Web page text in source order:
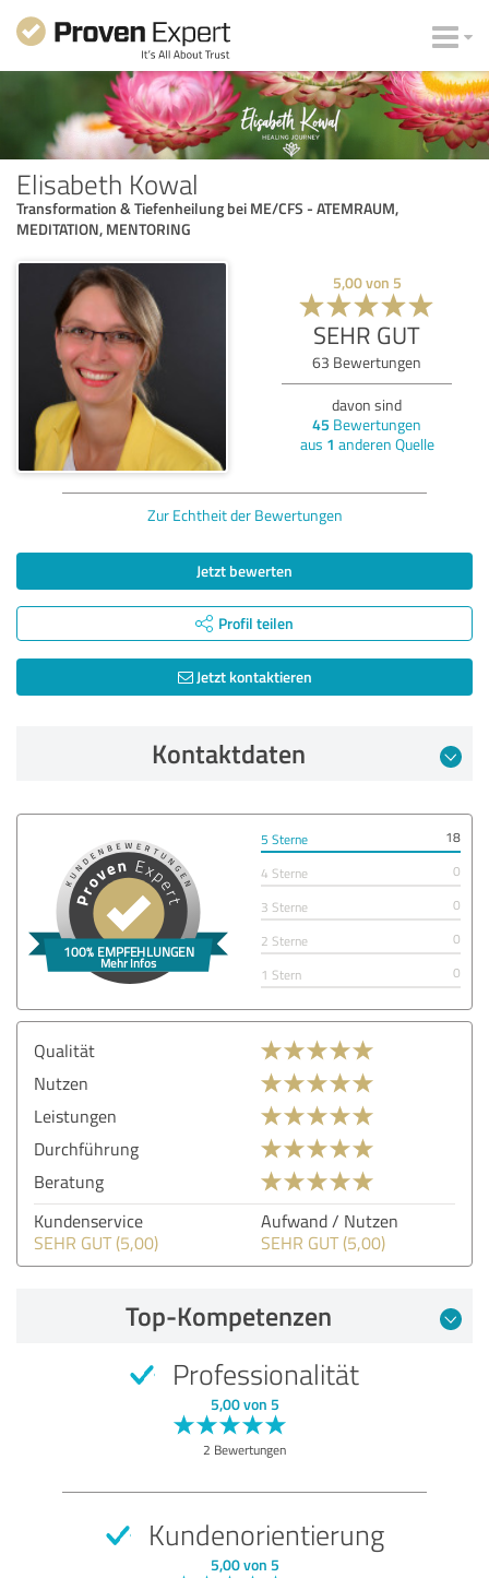
Elisabeth Kowal
Transformation & Tiefenheilung bei ME/CFS - ATEMRAUM,
MEDITATION, MENTORING
5,00von 5
SEHR GUT
63 Bewertungen
davon sind
45 Bewertungen
aus 1 anderen Quelle
Zur Echtheit der Bewertungen
Jetzt bewerten
Profil teilen
Jetzt kontaktieren
Kontaktdaten
5 Sterne
18
4 Sterne
0
3 Sterne
0
2 Sterne
0
1 Stern
0
Qualität
Nutzen
Leistungen
Durchführung
Beratung
Kundenservice
SEHR GUT (5,00)
Aufwand / Nutzen
SEHR GUT (5,00)
Top-Kompetenzen
Professionalität
5,00 von 5
2 Bewertungen
Kundenorientierung
5,00 von 5